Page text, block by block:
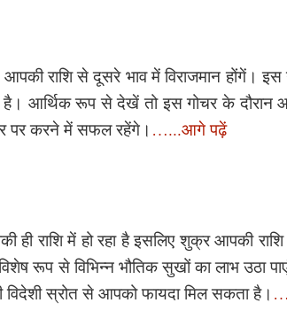
राशि से दूसरे भाव में विराजमान होंगें।
आर्थिक रूप से देखें तो इस गोचर के दौरान
पर करने में सफल रहेंगे। …...आगे पढ़ें
ही राशि में हो रहा है इसलिए शुक्र आपकी
रूप से विभिन्न भौतिक सुखों का लाभ उठा
विदेशी स्रोत से आपको फायदा मिल सकता है।